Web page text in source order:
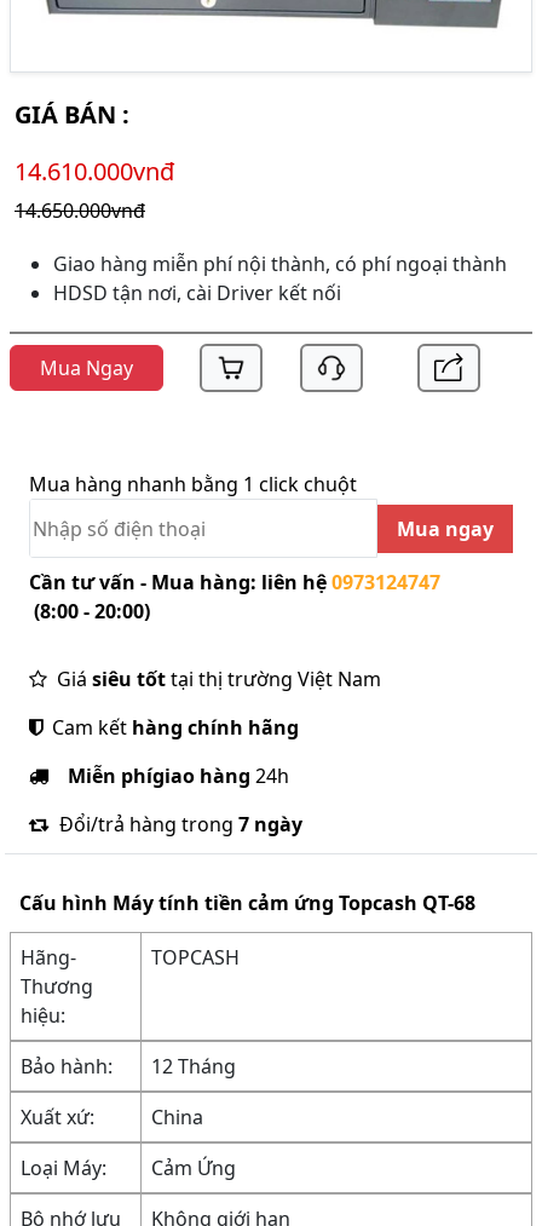
GIÁ BÁN :
14.610.000vnđ
14.650.000vnđ
Giao hàng miễn phí nội thành, có phí ngoại thành
HDSD tận nơi, cài Driver kết nối
Mua Ngay
Mua hàng nhanh bằng 1 click chuột
Mua ngay
Cần tư vấn - Mua hàng: liên hệ0973124747
(8:00 - 20:00)
Giá siêu tốttại thị trường Việt Nam
Cam kết hàng chính hãng
Miễn phígiao hàng 24h
Đổi/trả hàng trong 7 ngày
Cấu hình Máy tính tiền cảm ứng Topcash QT-68
Hãng-
Thương
hiệu:
TOPCASH
Bảo hành:
12 Tháng
Xuất xứ:
China
Loại Máy:
Cảm Ứng
Bộ nhớ lưu
Không giới hạn